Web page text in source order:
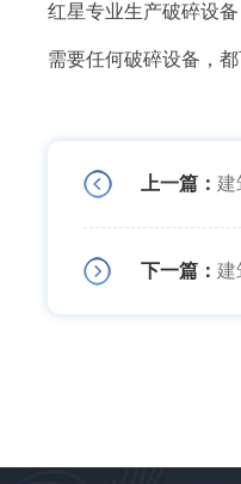
红星专业生产破碎设
需要任何破碎设备，
上一篇：建
下一篇：建